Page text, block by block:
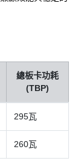
總板卡功耗
(TBP)
295瓦
260瓦